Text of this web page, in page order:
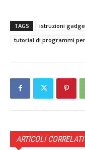
TAGS istruzioni
tutorial di programmi
ARTICOLI CORRELATI